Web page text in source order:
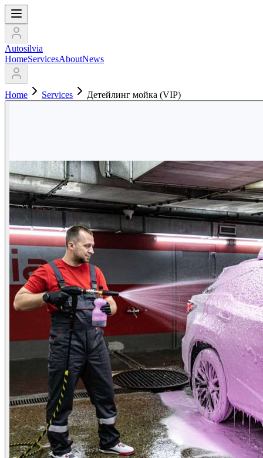
Autosilvia
HomeServicesAboutNews
Home Services Детейлинг мойка (VIP)